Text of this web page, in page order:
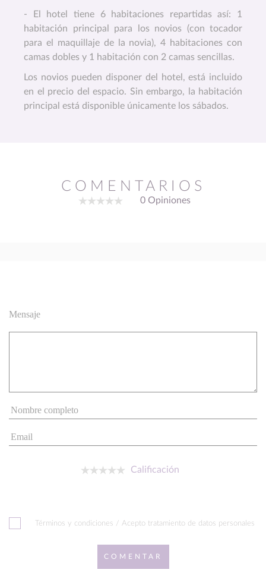
- El hotel tiene 6 habitaciones repartidas así: 1
habitación principal para los novios (con tocador
para el maquillaje de la novia), 4 habitaciones con
camas dobles y 1 habitación con 2 camas sencillas.
Los novios pueden disponer del hotel, está incluido
en el precio del espacio. Sin embargo, la habitación
principal está disponible únicamente los sábados.
COMENTARIOS
0 Opiniones
Mensaje
Calificación
Términos y condiciones / Acepto tratamiento de datos personales
COMENTAR